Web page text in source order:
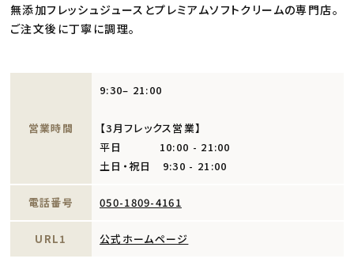
無添加フレッシュジュースとプレミアムソフトクリームの専門店。
ご注文後に丁寧に調理。
営業時間
9:30– 21:00
【3月フレックス営業】
平日 10:00 - 21:00
土日・祝日 9:30 - 21:00
電話番号 050-1809-4161
URL1 公式ホームページ